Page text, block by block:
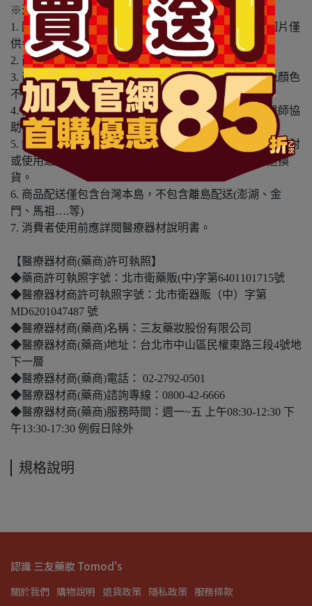
※溫馨提醒：
1. 因電腦螢幕設定及個人觀感之差異，本賣場之商品圖片僅
供參考，依實際收到商品為準。
2. 商品包裝會有新舊轉換期，依實際收到商品為準。
3. 商品下訂前，建議實際試色、試用後再行購買，避免顏色
不符或肌膚不適等症狀。
4. 商品使用後若出現不適或非預期反應，請尋求專業醫師協
助。
5. 鑑賞期非試用期，本產品屬於私人消耗性產品，如已拆封
或使用過、無法恢復原狀、商品外盒損壞恕無法辦理退換
貨。
6. 商品配送僅包含台灣本島，不包含離島配送(澎湖、金
門、馬祖….等)
7. 消費者使用前應詳閱醫療器材說明書。
【醫療器材商(藥商)許可執照】
◆藥商許可執照字號：北市衛藥販(中)字第6401101715號
◆醫療器材商許可執照字號：北市衛器販（中）字第
MD6201047487 號
◆醫療器材商(藥商)名稱：三友藥妝股份有限公司
◆醫療器材商(藥商)地址：台北市中山區民權東路三段4號地
下一層
◆醫療器材商(藥商)電話： 02-2792-0501
◆醫療器材商(藥商)諮詢專線：0800-42-6666
◆醫療器材商(藥商)服務時間：週一~五 上午08:30-12:30 下
午13:30-17:30 例假日除外
規格說明
認識 三友藥妝 Tomod's
關於我們 購物說明 退貨政策 隱私政策 服務條款